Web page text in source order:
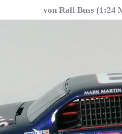
von Ralf Buss (1:24